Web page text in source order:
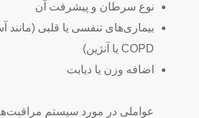
نوع سرطان و پیشرفت آن
بیماری‌های تنفسی یا قلبی (مانند
COPD یا آنژین)
اضافه وزن یا دیابت
عواملی در مورد سیستم